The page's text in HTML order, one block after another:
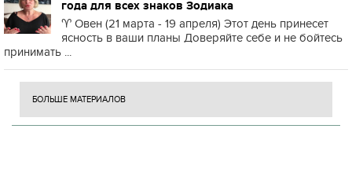
года для всех знаков Зодиака
♈️ Овен (21 марта - 19 апреля) Этот день принесет
ясность в ваши планы Доверяйте себе и не бойтесь
принимать ...
БОЛЬШЕ МАТЕРИАЛОВ